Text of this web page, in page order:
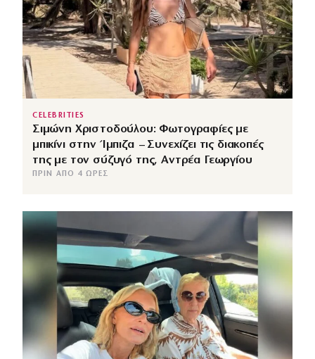
CELEBRITIES
Σιμώνη Χριστοδούλου: Φωτογραφίες με
μπικίνι στην Ίμπιζα – Συνεχίζει τις διακοπές
της με τον σύζυγό της, Αντρέα Γεωργίου
ΠΡΙΝ ΑΠΌ 4 ΏΡΕΣ